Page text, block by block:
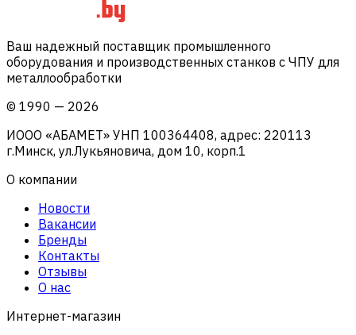
Ваш надежный поставщик промышленного
оборудования и производственных станков с ЧПУ для
металлообработки
© 1990 — 2026
ИООО «АБАМЕТ» УНП 100364408, адрес: 220113
г.Минск, ул.Лукьяновича, дом 10, корп.1
О компании
Новости
Вакансии
Бренды
Контакты
Отзывы
О нас
Интернет-магазин